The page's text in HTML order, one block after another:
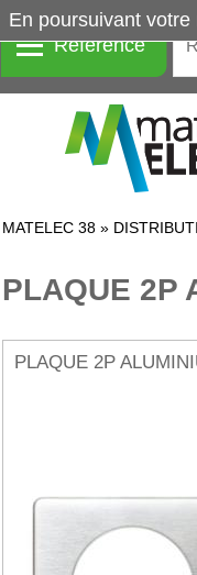
Référence
MATELEC 38 »
PLAQUE 2P
PLAQUE 2P
En poursuivant